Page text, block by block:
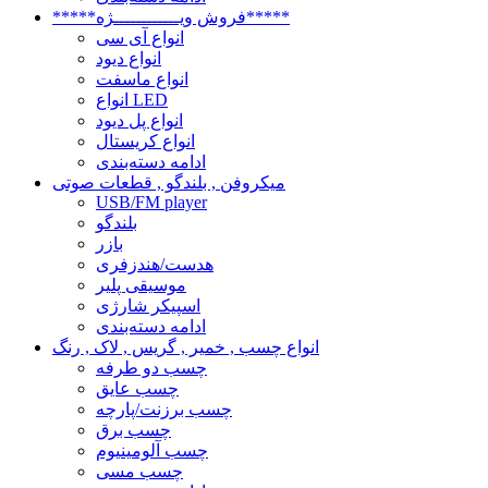
*****فروش ویــــــــــــژه*****
انواع آی سی
انواع دیود
انواع ماسفت
انواع LED
انواع پل دیود
انواع کریستال
ادامه دسته‌بندی
میکروفن , بلندگو , قطعات صوتی
USB/FM player
بلندگو
بازر
هدست/هندزفری
موسیقی پلیر
اسپیکر شارژی
ادامه دسته‌بندی
انواع چسب , خمیر , گریس , لاک , رنگ
چسب دو طرفه
چسب عایق
چسب برزنت/پارچه
چسب برق
چسب آلومینیوم
چسب مسی